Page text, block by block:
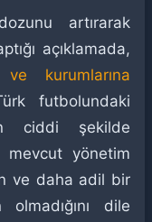
artırarak
açıklamada,
kurumlarına
futbolundaki
ciddi şekilde
yönetim
ve daha adil bir
olmadığını dile